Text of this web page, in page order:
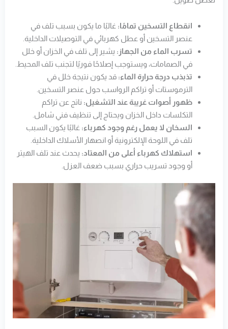
انقطاع التسخين تمامًا: غالبًا ما يكون بسبب تلف في
عنصر التسخين أو عطل كهربائي في التوصيلات الداخلية.
تسرب الماء من الجهاز: يشير إلى تلف في الخزان أو خلل
في الصمامات، ويستوجب إصلاحًا فوريًا لتجنب تلف المحيط.
تذبذب درجة حرارة الماء: قد يكون نتيجة خلل في
الترموستات أو تراكم الرواسب حول عنصر التسخين.
ظهور أصوات غريبة عند التشغيل: ناتج عن تراكم
التكلسات داخل الخزان ويحتاج إلى تنظيف فني شامل.
السخان لا يعمل رغم وجود كهرباء: غالبًا يكون السبب
تلف في اللوحة الإلكترونية أو انصهار الأسلاك الداخلية.
استهلاك كهرباء أعلى من المعتاد: يحدث عند تلف الهيتر
أو وجود تسريب حراري بسبب ضعف العزل.